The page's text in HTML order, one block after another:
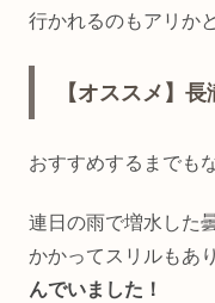
行かれるのもアリか
【オススメ】
おすすめするまでも
連日の雨で増水した
かかってスリルもあり
んでいました！